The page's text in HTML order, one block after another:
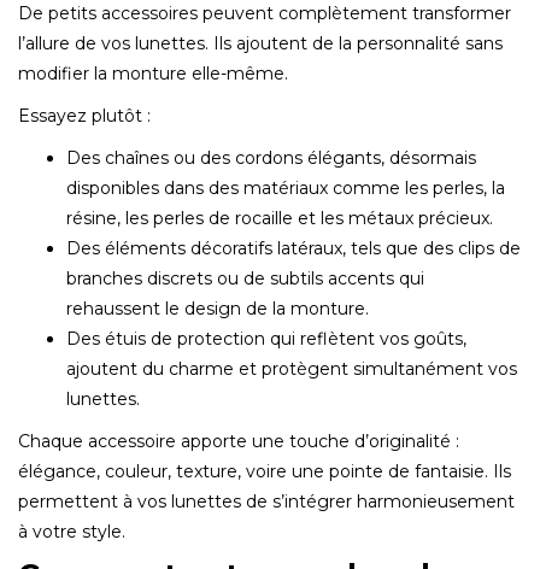
De petits accessoires peuvent complètement transformer
l’allure de vos lunettes. Ils ajoutent de la personnalité sans
modifier la monture elle-même.
Essayez plutôt :
Des chaînes ou des cordons élégants, désormais
disponibles dans des matériaux comme les perles, la
résine, les perles de rocaille et les métaux précieux.
Des éléments décoratifs latéraux, tels que des clips de
branches discrets ou de subtils accents qui
rehaussent le design de la monture.
Des étuis de protection qui reflètent vos goûts,
ajoutent du charme et protègent simultanément vos
lunettes.
Chaque accessoire apporte une touche d’originalité :
élégance, couleur, texture, voire une pointe de fantaisie. Ils
permettent à vos lunettes de s’intégrer harmonieusement
à votre style.